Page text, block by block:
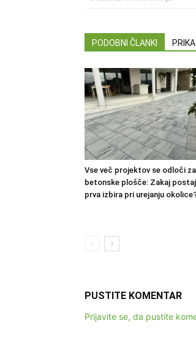
PODOBNI ČLANKI
Vse več projektov se odloči za
betonske plošče: Zakaj
prva izbira pri urejanju
PUSTITE KOMENTAR
Prijavite se, da pustite